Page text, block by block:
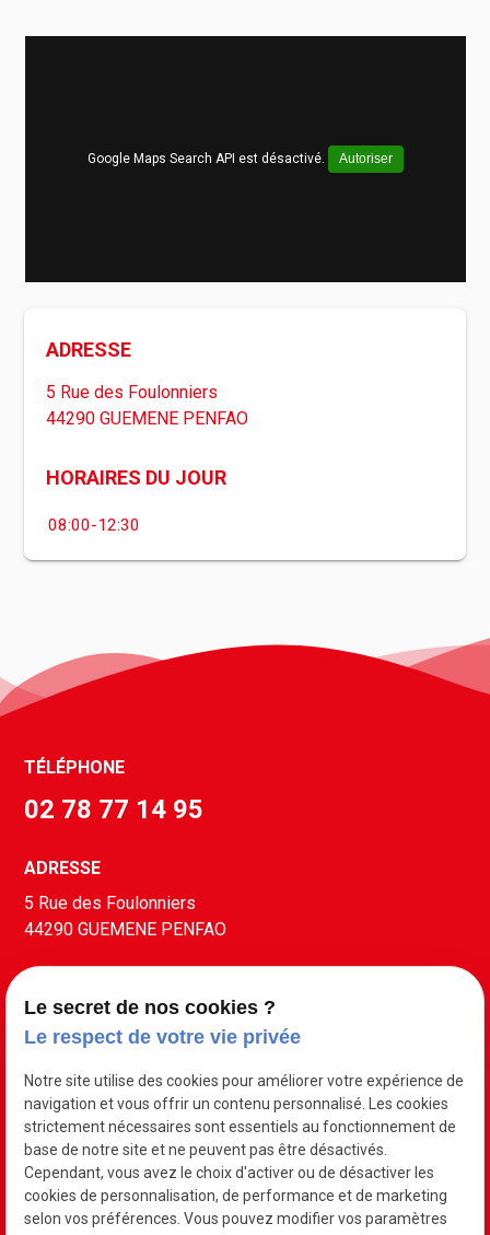
Google Maps Search API est désactivé. Autoriser
ADRESSE
5 Rue des Foulonniers
44290 GUEMENE PENFAO
HORAIRES DU JOUR
08:00-12:30
TÉLÉPHONE
02 78 77 14 95
ADRESSE
5 Rue des Foulonniers
44290 GUEMENE PENFAO
Le secret de nos cookies ?
Le respect de votre vie privée
Notre site utilise des cookies pour améliorer votre expérience de
navigation et vous offrir un contenu personnalisé. Les cookies
strictement nécessaires sont essentiels au fonctionnement de
base de notre site et ne peuvent pas être désactivés.
Cependant, vous avez le choix d'activer ou de désactiver les
cookies de personnalisation, de performance et de marketing
selon vos préférences. Vous pouvez modifier vos paramètres